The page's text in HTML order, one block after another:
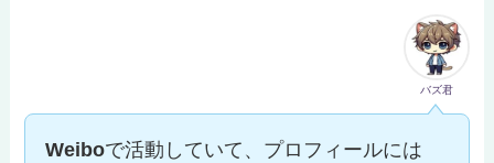
バズ君
Weiboで活動していて、プロフィールには